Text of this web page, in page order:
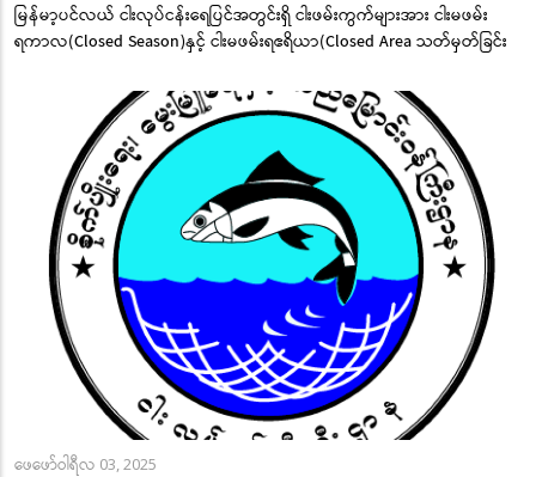
မြန်မာ့ပင်လယ် ငါးလုပ်ငန်းရေပြင်အတွင်းရှိ ငါးဖမ်းကွက်များအား ငါးမဖမ်း
ရကာလ(Closed Season)နှင့် ငါးမဖမ်းရဧရိယာ(Closed Area သတ်မှတ်ခြင်း
ဖေဖော်ဝါရီလ 03, 2025